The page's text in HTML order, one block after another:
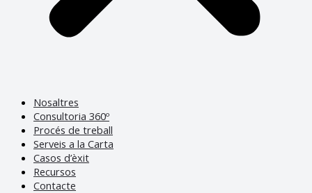
Nosaltres
Consultoria 360º
Procés de treball
Serveis a la Carta
Casos d’èxit
Recursos
Contacte